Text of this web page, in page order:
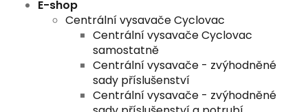
E-shop
Centrální vysavače Cyclovac
Centrální vysavače Cyclovac
samostatně
Centrální vysavače - zvýhodněné
sady příslušenství
Centrální vysavače - zvýhodněné